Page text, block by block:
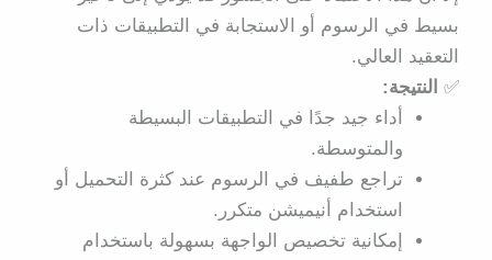
بسيط في الرسوم أو الاستجابة في التطبيقات ذات
التعقيد العالي.
✅ النتيجة:
أداء جيد جدًا في التطبيقات البسيطة
والمتوسطة.
تراجع طفيف في الرسوم عند كثرة التحميل أو
استخدام أنيميشن متكرر.
إمكانية تخصيص الواجهة بسهولة باستخدام